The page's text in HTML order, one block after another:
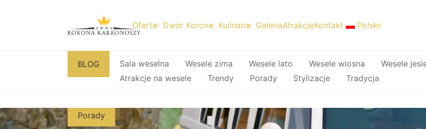
treści
Oferta Dwór Korona Kulinaria GaleriaAtrakcjeKontakt Polski
BLOG Sala weselna Wesele zima Wesele lato Wesele wiosna Wesele
Atrakcje na wesele
Trendy Porady Stylizacje Tradycja
Porady